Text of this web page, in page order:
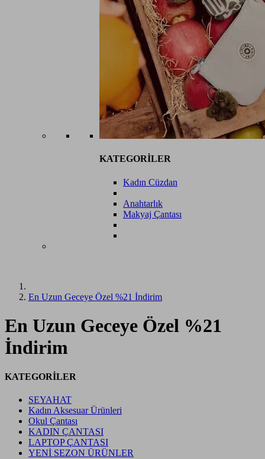
KATEGORİLER
Kadın Cüzdan
Anahtarlık
Makyaj Çantası
En Uzun Geceye Özel %21 İndirim
En Uzun Geceye Özel %21
İndirim
KATEGORİLER
SEYAHAT
Kadın Aksesuar Ürünleri
Okul Çantası
KADIN ÇANTASI
LAPTOP ÇANTASI
YENİ SEZON ÜRÜNLER